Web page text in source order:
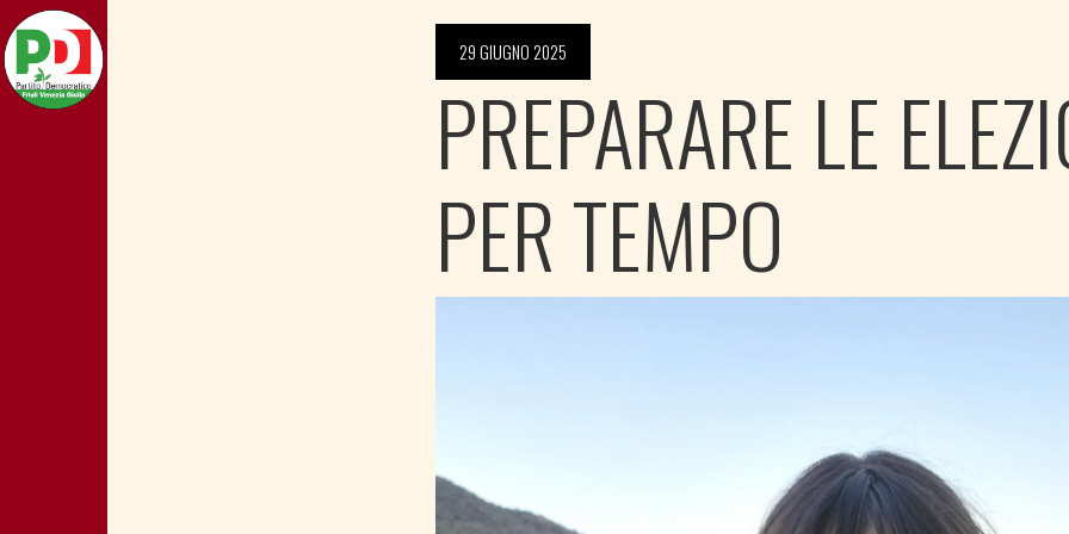
29 GIUGNO 2025
PREPARARE LE
PER TEMPO